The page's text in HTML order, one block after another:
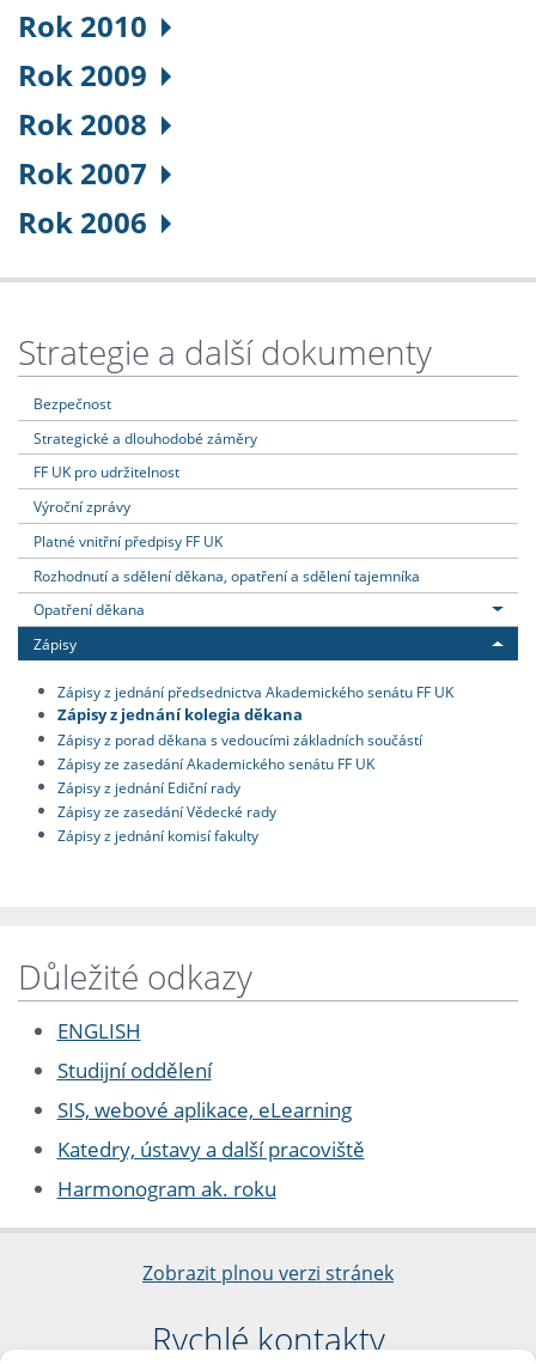
Rok 2010
Rok 2009
Rok 2008
Rok 2007
Rok 2006
Strategie a další dokumenty
Bezpečnost
Strategické a dlouhodobé záměry
FF UK pro udržitelnost
Výroční zprávy
Platné vnitřní předpisy FF UK
Rozhodnutí a sdělení děkana, opatření a sdělení tajemníka
Opatření děkana
Zápisy
Zápisy z jednání předsednictva Akademického senátu FF UK
Zápisy z jednání kolegia děkana
Zápisy z porad děkana s vedoucími základních součástí
Zápisy ze zasedání Akademického senátu FF UK
Zápisy z jednání Ediční rady
Zápisy ze zasedání Vědecké rady
Zápisy z jednání komisí fakulty
Důležité odkazy
ENGLISH
Studijní oddělení
SIS, webové aplikace, eLearning
Katedry, ústavy a další pracoviště
Harmonogram ak. roku
Zobrazit plnou verzi stránek
Rychlé kontakty